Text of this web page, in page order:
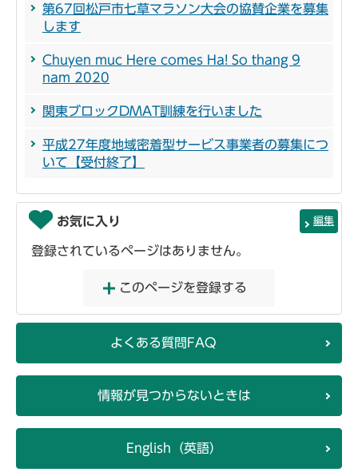
第67回松戸市七草マラソン大会の協賛企業を募集
します
Chuyen muc Here comes Ha! So thang 9
nam 2020
関東ブロックDMAT訓練を行いました
平成27年度地域密着型サービス事業者の募集につ
いて【受付終了】
お気に入り 編集
登録されているページはありません。
このページを登録する
よくある質問FAQ
情報が見つからないときは
English（英語）